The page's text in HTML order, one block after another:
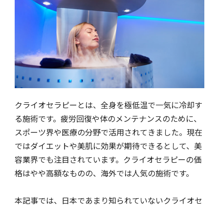
クライオセラピーとは、全身を極低温で一気に冷却す
る施術です。疲労回復や体のメンテナンスのために、
スポーツ界や医療の分野で活用されてきました。現在
ではダイエットや美肌に効果が期待できるとして、美
容業界でも注目されています。クライオセラピーの価
格はやや高額なものの、海外では人気の施術です。
本記事では、日本であまり知られていないクライオセ